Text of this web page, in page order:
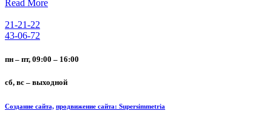
Read More
21-21-22
43-06-72
пн – пт, 09:00 – 16:00
сб, вс – выходной
Создание сайта, продвижение сайта: Supersimmetria